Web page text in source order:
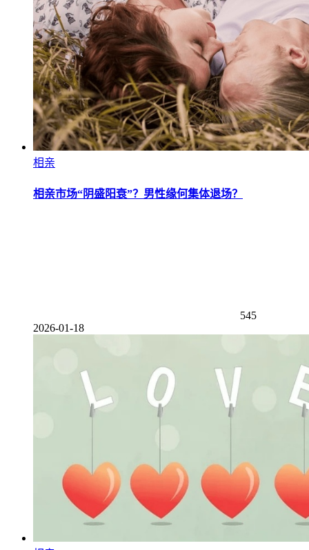
相亲
相亲市场“阴盛阳衰”？男性缘何集体退场？
545
2026-01-18